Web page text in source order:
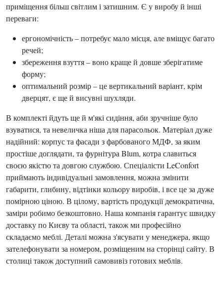
приміщення більш світлим і затишним. Є у виробу й інші
переваги:
ергономічність – потребує мало місця, але вміщує багато
речей;
збереження взуття – воно краще й довше зберігатиме
форму;
оптимальний розмір – це вертикальний варіант, крім
дверцят, є ще й висувні шухляди.
В комплекті йдуть ще й м'які сидіння, аби зручніше було
взуватися, та невеличка ніша для парасольок. Матеріал дуже
надійний: корпус та фасади з фарбованого МДФ, за яким
простіше доглядати, та фурнітура Blum, котра славиться
своєю якістю та довгою службою. Спеціалісти LeConfort
приймають індивідуальні замовлення, можна змінити
габарити, глибину, відтінки кольору виробів, і все це за дуже
помірною ціною. В цілому, вартість продукції демократична,
заміри робимо безкоштовно. Наша компанія гарантує швидку
доставку по Києву та області, також ми професійно
складаємо меблі. Деталі можна з'ясувати у менеджера, якщо
зателефонувати за номером, розміщеним на сторінці сайту. В
столиці також доступний самовивіз готових меблів.